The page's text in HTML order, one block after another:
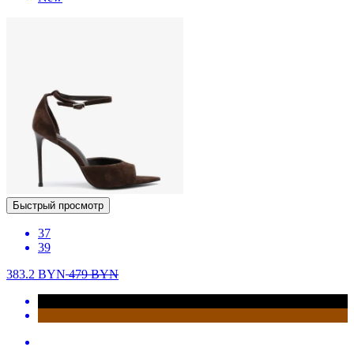
Быстрый просмотр
37
39
383.2 BYN479BYN